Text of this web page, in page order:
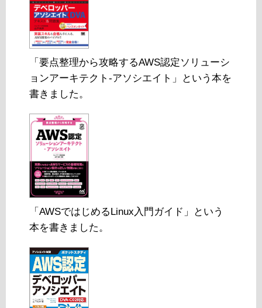
「要点整理から攻略するAWS認定ソリューシ
ョンアーキテクト-アソシエイト」という本を
書きました。
「AWSではじめるLinux入門ガイド」という
本を書きました。